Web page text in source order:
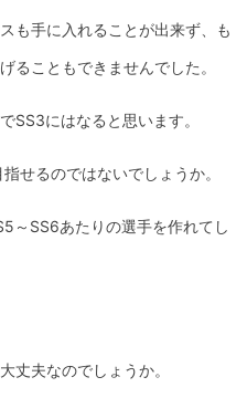
も手に入れることが出来ず、も
ることもできませんでした。
SS3にはなると思います。
せるのではないでしょうか。
～SS6あたりの選手を作れてし
丈夫なのでしょうか。